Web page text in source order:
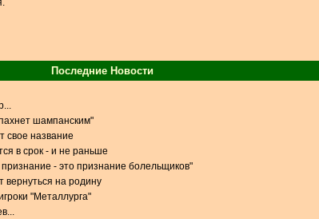
Последние Новости
шампанским"
свое название
в срок - и не раньше
- это признание болельщиков"
вернуться на родину
"Металлурга"